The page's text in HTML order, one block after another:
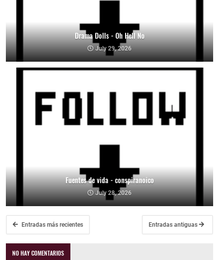
Drama Dolls - Oh Hell No
July 29, 2026
Fuentes de vida - conspiranoico
July 28, 2026
Entradas más recientes Entradas antiguas
NO HAY COMENTARIOS